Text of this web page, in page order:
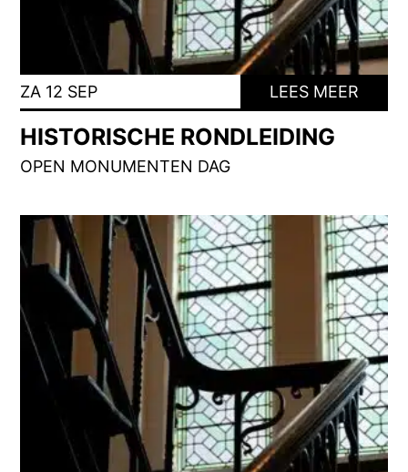
ZA 12 SEP LEES MEER
HISTORISCHE RONDLEIDING
OPEN MONUMENTEN DAG